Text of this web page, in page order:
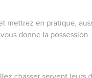
mettrez en pratique,
donne la possession.
chasser servent leurs